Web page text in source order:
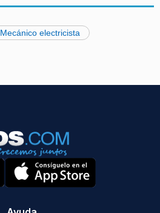
Mecánico electricista